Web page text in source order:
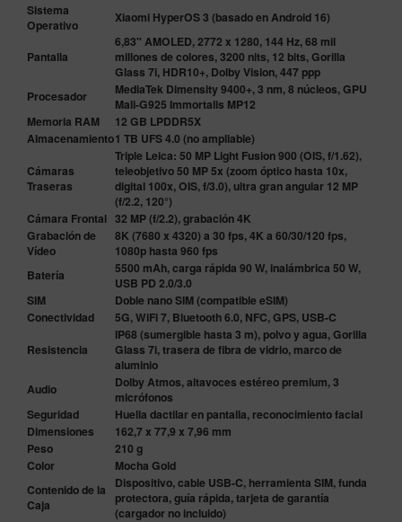
Sistema
Operativo
Xiaomi HyperOS 3 (basado en Android 16)
Pantalla
6,83" AMOLED, 2772 x 1280, 144 Hz, 68 mil
millones de colores, 3200 nits, 12 bits, Gorilla
Glass 7i, HDR10+, Dolby Vision, 447 ppp
Procesador
MediaTek Dimensity 9400+, 3 nm, 8 núcleos, GPU
Mali-G925 Immortalis MP12
Memoria RAM
12 GB LPDDR5X
Almacenamiento1 TB UFS 4.0 (no ampliable)
Cámaras
Traseras
Triple Leica: 50 MP Light Fusion 900 (OIS, f/1.62),
teleobjetivo 50 MP 5x (zoom óptico hasta 10x,
digital 100x, OIS, f/3.0), ultra gran angular 12 MP
(f/2.2, 120°)
Cámara Frontal 32 MP (f/2.2), grabación 4K
Grabación de
Vídeo
8K (7680 x 4320) a 30 fps, 4K a 60/30/120 fps,
1080p hasta 960 fps
Batería
5500 mAh, carga rápida 90 W, inalámbrica 50 W,
USB PD 2.0/3.0
SIM
Doble nano SIM (compatible eSIM)
Conectividad
5G, WiFi 7, Bluetooth 6.0, NFC, GPS, USB-C
Resistencia
IP68 (sumergible hasta 3 m), polvo y agua, Gorilla
Glass 7i, trasera de fibra de vidrio, marco de
aluminio
Audio
Dolby Atmos, altavoces estéreo premium, 3
micrófonos
Seguridad
Huella dactilar en pantalla, reconocimiento facial
Dimensiones
162,7 x 77,9 x 7,96 mm
Peso
210 g
Color
Mocha Gold
Contenido de la
Caja
Dispositivo, cable USB-C, herramienta SIM, funda
protectora, guía rápida, tarjeta de garantía
(cargador no incluido)